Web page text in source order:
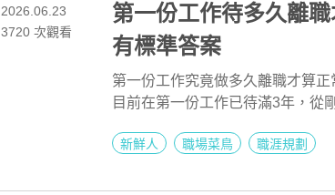
2026.06.23
3720 次觀看
第一份工作待多久離
有標準答案
第一份工作究竟做多久離職才算
目前在第一份工作已待滿3年，從
每天的工作內容大同小異，薪水
新鮮人 職場菜鳥 職涯規劃